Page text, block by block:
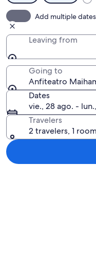
Add multiple
Leaving from
Going to
Anfiteatro
Dates
vie., 28 ago. -
Travelers
2 travelers, 1 room